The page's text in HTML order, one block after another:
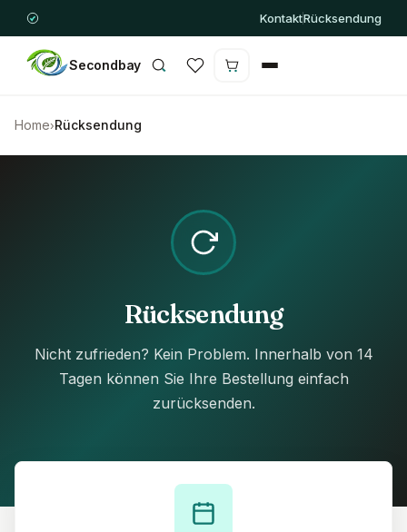
KontaktRücksendung
Secondbay
Warenkorb ist leer
Home›Rücksendung
Rücksendung
Nicht zufrieden? Kein Problem. Innerhalb von 14
Tagen können Sie Ihre Bestellung einfach
zurücksenden.